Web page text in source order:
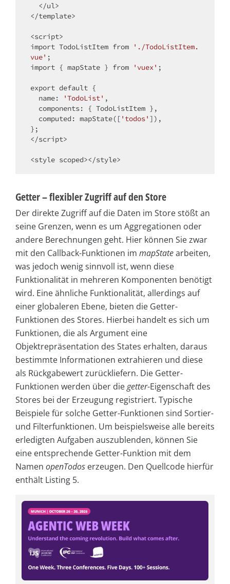
</ul >
</template>
<script>
import TodoListItem from
'./TodoListItem.
vue'
import { mapState } from 'vuex' ;
export default {
name: 'TodoList' ,
components: { TodoListItem },
computed : mapState([ 'todos' ]),
</script>
<style scoped></style>
Getter – flexibler Zugriff auf den Store
Der direkte Zugriff auf die Daten im Store stößt an
seine Grenzen, wenn es um Aggregationen oder
andere Berechnungen geht. Hier können Sie zwar
mit den Callback-Funktionen im mapStatearbeiten,
was jedoch wenig sinnvoll ist, wenn diese
Funktionalität in mehreren Komponenten benötigt
wird. Eine ähnliche Funktionalität, allerdings auf
einer globaleren Ebene, bieten die Getter-
Funktionen des Stores. Hierbei handelt es sich um
Funktionen, die als Argument eine
Objektrepräsentation des States erhalten, daraus
bestimmte Informationen extrahieren und diese
als Rückgabewert zurückliefern. Die Getter-
Funktionen werden über diegetter-Eigenschaft des
Stores bei der Erzeugung registriert. Typische
Beispiele für solche Getter-Funktionen sind Sortier-
und Filterfunktionen. Um beispielsweise alle bereits
erledigten Aufgaben auszublenden, können Sie
eine entsprechende Getter-Funktion mit dem
Namen openTodos erzeugen. Den Quellcode hierfür
enthält Listing 5.